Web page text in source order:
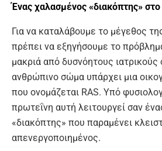
Ένας χαλασμένος «διακόπτης»
Για να καταλάβουμε το μέγεθος
πρέπει να εξηγήσουμε το
μακριά από δυσνόητους ιατρικούς
ανθρώπινο σώμα υπάρχει μια
που ονομάζεται RAS. Υπό
πρωτεΐνη αυτή λειτουργεί σαν
«διακόπτης» που παραμένει
απενεργοποιημένος.